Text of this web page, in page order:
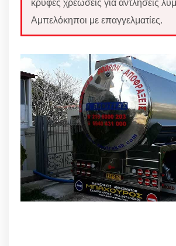
Αμπελόκηποι με επαγγελματίες.